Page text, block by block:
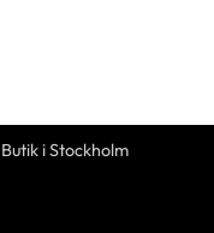
i Stockholm